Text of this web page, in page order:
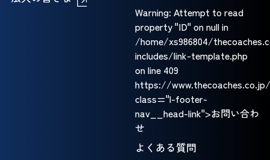
Warning: Attempt to read
property "ID" on null in
/home/xs986804/
includes/link-template.php
on line 409
https://www.thecoaches.co.jp/
class="l-footer-
nav__head-link">お問い合わ
せ
よくある質問